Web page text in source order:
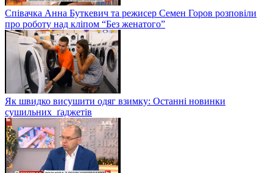
Співачка Анна Буткевич та режисер Семен Горов розповіли
про роботу над кліпом “Без женатого”
Як швидко висушити одяг взимку: Останні новинки
сушильних ґаджетів